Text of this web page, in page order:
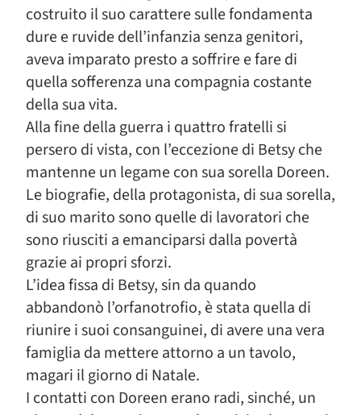
costruito il suo carattere sulle fondamenta
dure e ruvide dell’infanzia senza genitori,
aveva imparato presto a soffrire e fare di
quella sofferenza una compagnia costante
della sua vita.
Alla fine della guerra i quattro fratelli si
persero di vista, con l’eccezione di Betsy che
mantenne un legame con sua sorella Doreen.
Le biografie, della protagonista, di sua sorella,
di suo marito sono quelle di lavoratori che
sono riusciti a emanciparsi dalla povertà
grazie ai propri sforzi.
L’idea fissa di Betsy, sin da quando
abbandonò l’orfanotrofio, è stata quella di
riunire i suoi consanguinei, di avere una vera
famiglia da mettere attorno a un tavolo,
magari il giorno di Natale.
I contatti con Doreen erano radi, sinché, un